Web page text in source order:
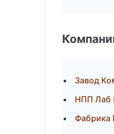
Завод
НПП Лаб
Фабрика